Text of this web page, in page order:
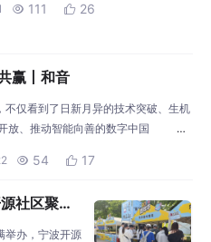
司、宁波市软
聊源"开源Age
 111  26
赢丨和音
仅看到了日新月异的技术突破、生机
开放、推动智能向善的数字中国 中
际视野中的中国人工智能产业发展案
 54  17
社区聚力
力
办，宁波开源